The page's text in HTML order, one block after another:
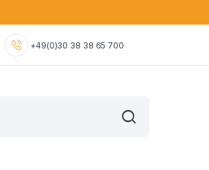
+49(0)30 38 38 65 700